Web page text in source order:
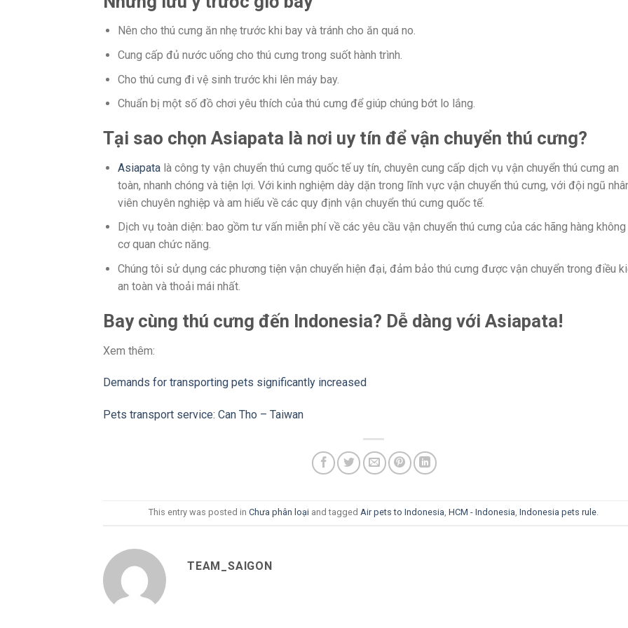
Nên cho thú cưng ăn nhẹ trước khi bay và tránh cho ăn quá no.
Cung cấp đủ nước uống cho thú cưng trong suốt hành trình.
Cho thú cưng đi vệ sinh trước khi lên máy bay.
Chuẩn bị một số đồ chơi yêu thích của thú cưng để giúp chúng bớt lo lắng.
Tại sao chọn Asiapata là nơi uy tín để vận chuyển thú cưng?
Asiapatalà công ty vận chuyển thú cưng quốc tế uy tín, chuyên cung cấp dịch vụ vận chuyển thú cưng an
toàn, nhanh chóng và tiện lợi. Với kinh nghiệm dày dặn trong lĩnh vực vận chuyển thú cưng, với đội ngũ
viên chuyên nghiệp và am hiểu về các quy định vận chuyển thú cưng quốc tế.
Dịch vụ toàn diện: bao gồm tư vấn miễn phí về các yêu cầu vận chuyển thú cưng của các hãng hàng không
cơ quan chức năng.
Chúng tôi sử dụng các phương tiện vận chuyển hiện đại, đảm bảo thú cưng được vận chuyển trong điều
an toàn và thoải mái nhất.
Bay cùng thú cưng đến Indonesia? Dễ dàng với Asiapata!
Xem thêm:
Demands for transporting pets significantly increased
Pets transport service: Can Tho – Taiwan
This entry was posted inChưa phân loại and taggedAir pets to Indonesia,HCM - Indonesia,Indonesia pets rule.
TEAM_SAIGON